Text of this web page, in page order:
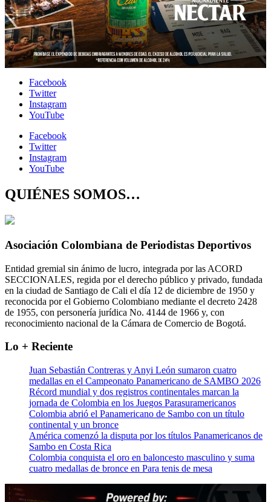
Facebook
Twitter
Instagram
YouTube
Facebook
Twitter
Instagram
YouTube
QUIÉNES SOMOS…
Asociación Colombiana de Periodistas Deportivos
Entidad gremial sin ánimo de lucro, integrada por las ACORD
SECCIONALES, regida por el derecho público y privado, fundada
en la ciudad de Santiago de Cali el día 12 de diciembre de 1950 y
reconocida por el Gobierno Colombiano mediante el decreto 2428
de 1955, con personería jurídica No. 4144 de 1966 y, con
reconocimiento nacional de la Cámara de Comercio de Bogotá.
Lo + Reciente
Juan Sebastián Contreras y Anyi León sumaron cuatro
medallas en el Campeonato Panamericano de SAMBO 2026
Récord mundial y dos registros continentales marcan la
jornada de Colombia en los Juegos Parasuramericanos
Colombia abrió el Panamericano de Sambo con un título
continental y un bronce
América comenzó la disputa por los títulos Panamericanos de
Sambo en Costa Rica
Colombia conquista el oro en baloncesto masculino y suma
cuatro medallas de bronce en Para tenis de mesa